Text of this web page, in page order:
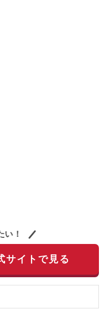
い！
サイトで見る